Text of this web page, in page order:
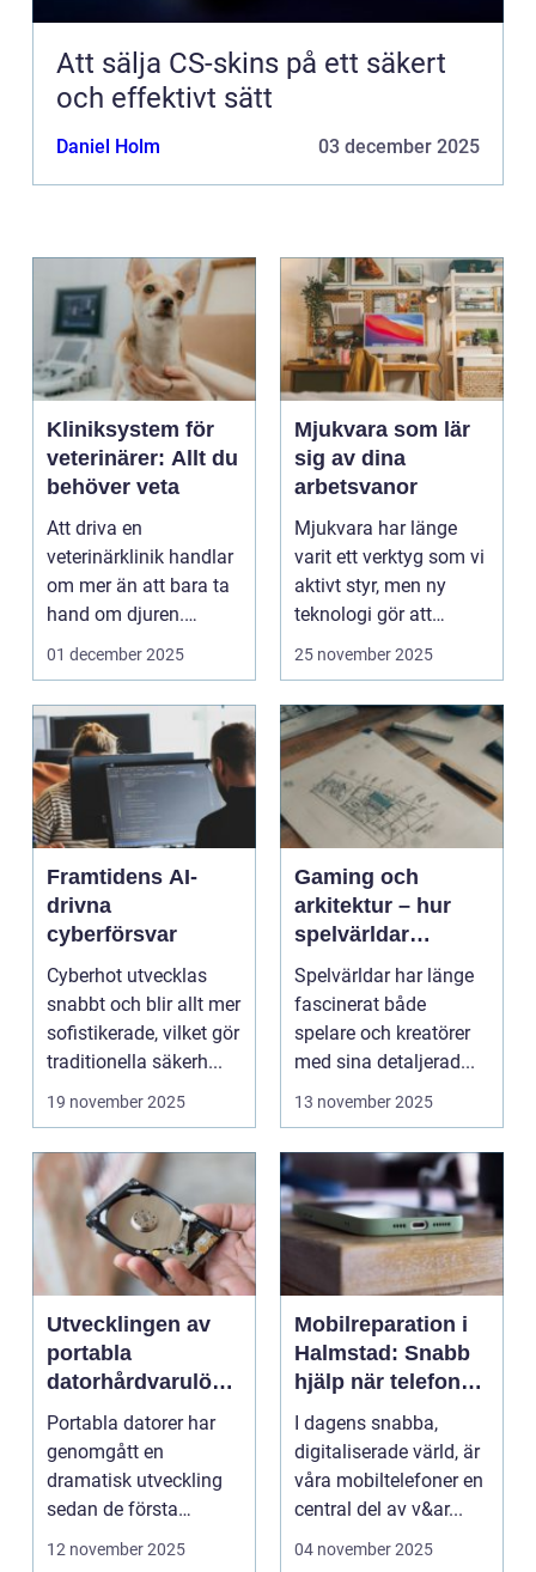
Att sälja CS-skins på ett säkert
och effektivt sätt
Daniel Holm 03 december 2025
Kliniksystem för
veterinärer: Allt du
behöver veta
Att driva en
veterinärklinik handlar
om mer än att bara ta
hand om djuren.
Administrativa ...
01 december 2025
Mjukvara som lär
sig av dina
arbetsvanor
Mjukvara har länge
varit ett verktyg som vi
aktivt styr, men ny
teknologi gör att
program ...
25 november 2025
Framtidens AI-
drivna
cyberförsvar
Cyberhot utvecklas
snabbt och blir allt mer
sofistikerade, vilket gör
traditionella säkerh...
19 november 2025
Gaming och
arkitektur – hur
spelvärldar
inspirerar verklig
stadsplanering
Spelvärldar har länge
fascinerat både
spelare och kreatörer
med sina detaljerad...
13 november 2025
Utvecklingen av
portabla
datorhårdvarulösn
ingar
Portabla datorer har
genomgått en
dramatisk utveckling
sedan de första
bärbara model...
12 november 2025
Mobilreparation i
Halmstad: Snabb
hjälp när telefonen
gått sönder
I dagens snabba,
digitaliserade värld, är
våra mobiltelefoner en
central del av v&ar...
04 november 2025